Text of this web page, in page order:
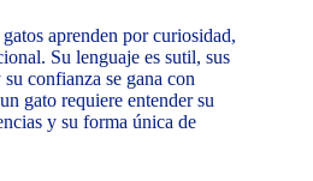
aprenden por curiosidad,
Su lenguaje es sutil, sus
confianza se gana con
gato requiere entender su
y su forma única de